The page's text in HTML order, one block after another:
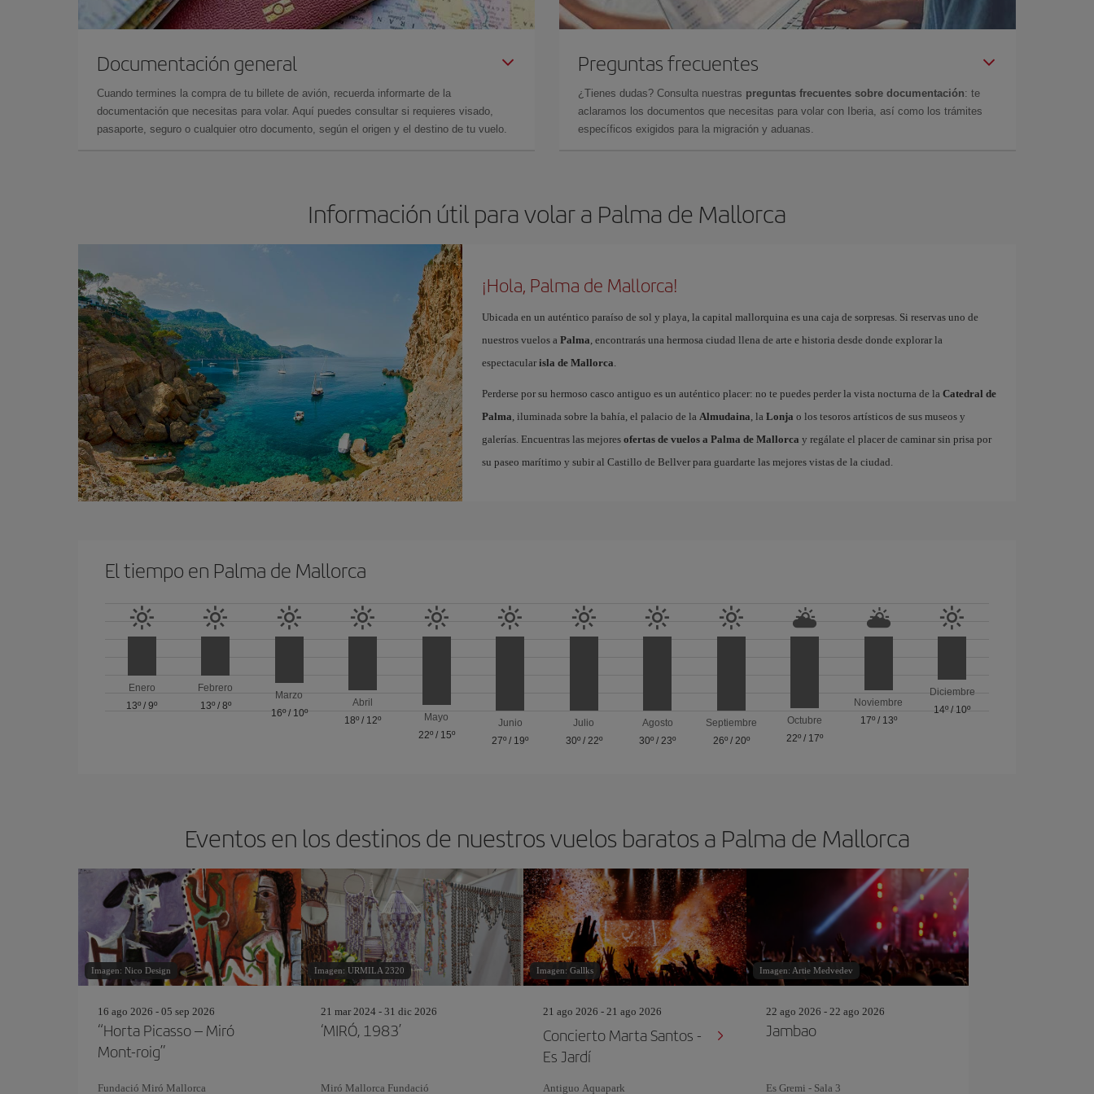
Documentación general
Cuando termines la compra de tu billete de avión, recuerda informarte de la
documentación que necesitas para volar. Aquí puedes consultar si requieres visado,
pasaporte, seguro o cualquier otro documento, según el origen y el destino de tu vuelo.
Preguntas frecuentes
¿Tienes dudas? Consulta nuestras preguntas frecuentes sobre documentación: te
aclaramos los documentos que necesitas para volar con Iberia, así como los trámites
específicos exigidos para la migración y aduanas.
Información útil para volar a Palma de Mallorca
¡Hola, Palma de Mallorca!
Ubicada en un auténtico paraíso de sol y playa, la capital mallorquina es una caja de sorpresas. Si reservas uno de
nuestros vuelos a Palma, encontrarás una hermosa ciudad llena de arte e historia desde donde explorar la
espectacular isla de Mallorca.
Perderse por su hermoso casco antiguo es un auténtico placer: no te puedes perder la vista nocturna de la Catedral de
Palma, iluminada sobre la bahía, el palacio de la Almudaina, la Lonja o los tesoros artísticos de sus museos y
galerías. Encuentras las mejores ofertas de vuelos a Palma de Mallorca y regálate el placer de caminar sin prisa por
su paseo marítimo y subir al Castillo de Bellver para guardarte las mejores vistas de la ciudad.
El tiempo en Palma de Mallorca
Enero
13º /9º
Febrero
13º/ 8º
Marzo
16º/ 10º
Abril
18º / 12º
Mayo
22º/ 15º
Junio
27º / 19º
Julio
30º/ 22º
Agosto
30º /23º
Septiembre
26º/ 20º
Octubre
22º / 17º
Noviembre
17º/ 13º
Diciembre
14º / 10º
Eventos en los destinos de nuestros vuelos baratos a Palma de Mallorca
Imagen: Nico Design
16 ago 2026 - 05 sep 2026
“Horta Picasso – Miró
Mont-roig”
Fundació Miró Mallorca
Imagen: URMILA 2320
21 mar 2024 - 31 dic 2026
‘MIRÓ, 1983’
Miró Mallorca Fundació
Imagen: Gallks
21 ago 2026 - 21 ago 2026
Concierto Marta Santos -
Es Jardí
Antiguo Aquapark
Imagen: Artie Medvedev
22 ago 2026 - 22 ago 2026
Jambao
Es Gremi - Sala 3